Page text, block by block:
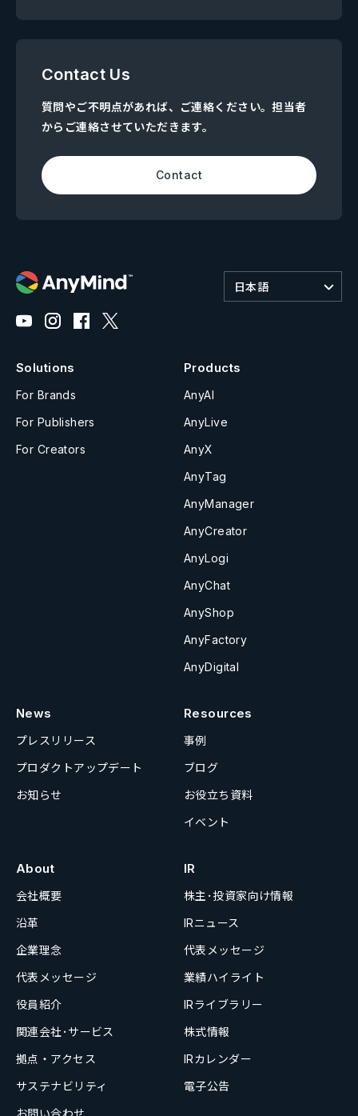
Contact Us
質問やご不明点があれば、ご連絡ください。担当者
からご連絡させていただきます。
Contact
日本語
Solutions
For Brands
For Publishers
For Creators
Products
AnyAI
AnyLive
AnyX
AnyTag
AnyManager
AnyCreator
AnyLogi
AnyChat
AnyShop
AnyFactory
AnyDigital
News
プレスリリース
プロダクトアップデート
お知らせ
Resources
事例
ブログ
お役立ち資料
イベント
About
会社概要
沿革
企業理念
代表メッセージ
役員紹介
関連会社･サービス
拠点・アクセス
サステナビリティ
お問い合わせ
IR
株主･投資家向け情報
IRニュース
代表メッセージ
業績ハイライト
IRライブラリー
株式情報
IRカレンダー
電子公告